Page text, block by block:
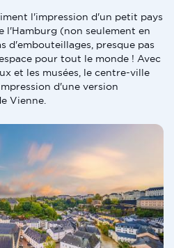
l'impression d'un petit pays
l'Hamburg (non seulement en
d'embouteillages, presque pas
pour tout le monde ! Avec
et les musées, le centre-ville
d'une version
Vienne.